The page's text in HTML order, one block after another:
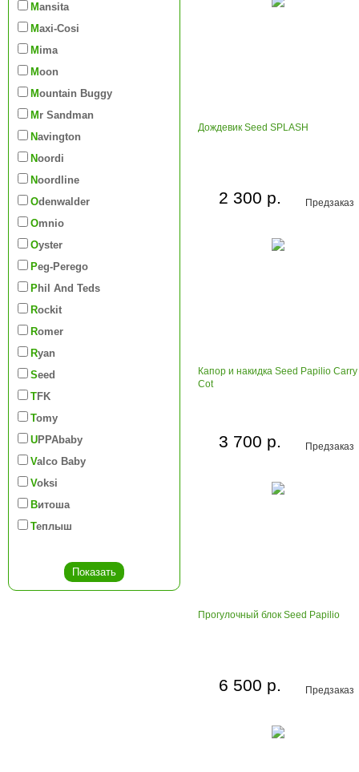
Mansita
Maxi-Cosi
Mima
Moon
Mountain Buggy
Mr Sandman
Navington
Noordi
Noordline
Odenwalder
Omnio
Oyster
Peg-Perego
Phil And Teds
Rockit
Romer
Ryan
Seed
TFK
Tomy
UPPAbaby
Valco Baby
Voksi
Витоша
Теплыш
Дождевик Seed SPLASH
Предзаказ
2 300 р.
Капор и накидка Seed Papilio Carry
Cot
Предзаказ
3 700 р.
Прогулочный блок Seed Papilio
Предзаказ
6 500 р.